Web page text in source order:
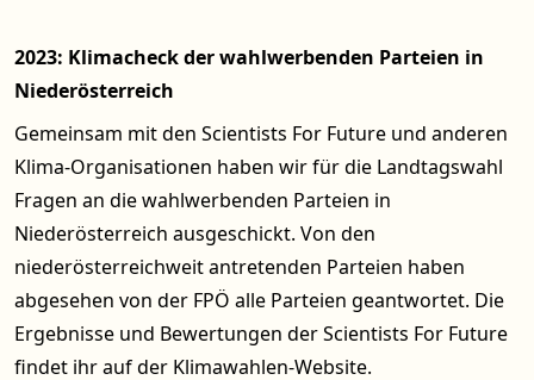
2023: Klimacheck der wahlwerbenden Parteien in
Niederösterreich
Gemeinsam mit den Scientists For Future und anderen
Klima-Organisationen haben wir für die Landtagswahl
Fragen an die wahlwerbenden Parteien in
Niederösterreich ausgeschickt. Von den
niederösterreichweit antretenden Parteien haben
abgesehen von der FPÖ alle Parteien geantwortet. Die
Ergebnisse und Bewertungen der Scientists For Future
findet ihr auf der Klimawahlen-Website.